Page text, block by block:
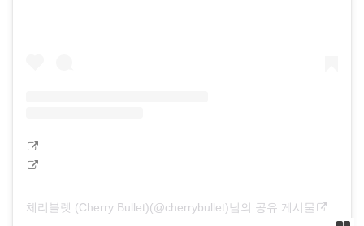
체리블렛 (Cherry Bullet)(@cherrybullet)님의 공유 게시물